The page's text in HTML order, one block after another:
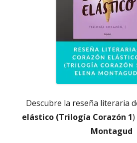
Descubre la reseña literaria
elástico (Trilogía Corazón 1
Montagud